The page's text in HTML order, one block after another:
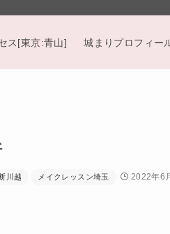
ス[東京:青山] 城まりプロフィー
川越 メイクレッスン埼玉 2022年6